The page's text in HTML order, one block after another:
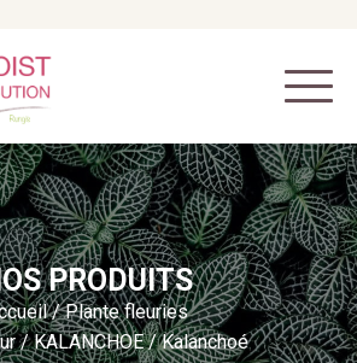
PRODUITS
/Plante fleuries
/KALANCHOE/ Kalanchoé